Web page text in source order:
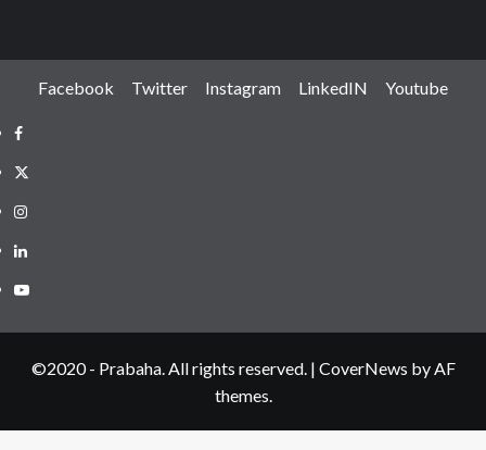
Facebook Twitter Instagram LinkedIN Youtube
Facebook
Twitter
Instagram
LinkedIN
Youtube
©2020 - Prabaha. All rights reserved. | CoverNews by AF
themes.